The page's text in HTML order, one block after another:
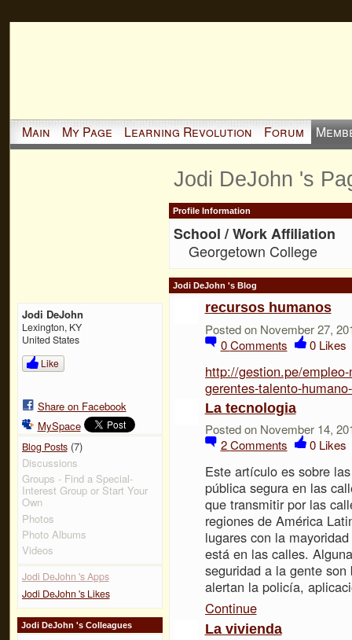
Main My Page Learning Revolution Forum
Jodi DeJohn
Lexington, KY
United States
Like
Share on Facebook
MySpace
Blog Posts(7)
Discussions
Groups - Find a Special-
Interest Group or Start Your
Own
Photos
Photo Albums
Videos
Jodi DeJohn 's Apps
Jodi DeJohn 's Likes
Jodi DeJohn 's Colleagues
Jodi DeJohn 's
Profile Information
School / Work Affiliation
Georgetown College
Jodi DeJohn 's Blog
recursos humanos
Posted on November 27,
0Comments 0 Likes
http://gestion.pe/
gerentes-talento-
La tecnologia
Posted on November 14,
2Comments 0 Likes
Este artículo es sobre
pública segura en las
que transmitir por las
regiones de América
lugares con la
está en las calles.
seguridad a la gente
alertan la policía,
Continue
La vivienda